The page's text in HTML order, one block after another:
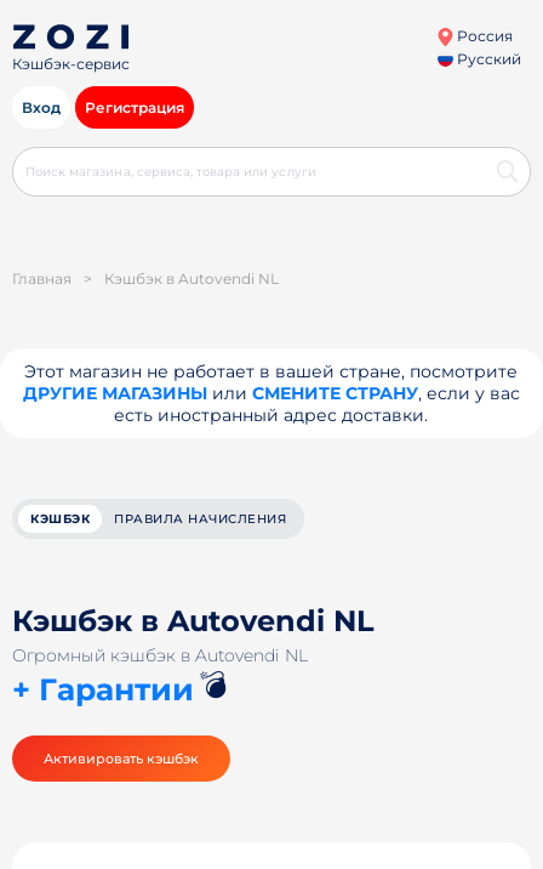
Кэшбэк-сервис
Россия
Русский
Вход Регистрация
Главная > Кэшбэк в Autovendi NL
Этот магазин не работает в вашей стране, посмотрите
ДРУГИЕ МАГАЗИНЫили СМЕНИТЕ СТРАНУ, если у вас
есть иностранный адрес доставки.
КЭШБЭК ПРАВИЛА НАЧИСЛЕНИЯ
Кэшбэк в Autovendi NL
Огромный кэшбэк в Autovendi NL
+ Гарантии 💣
Активировать кэшбэк